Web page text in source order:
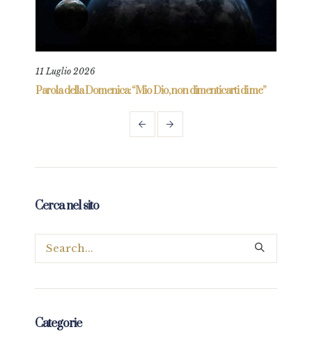
11 Luglio 2026
Parola della Domenica: “Mio Dio, non dimenticarti di me”
Cerca nel sito
Categorie